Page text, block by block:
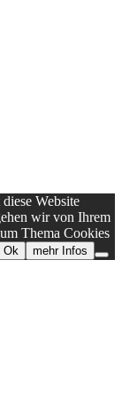
Website
wir von Ihrem
Thema Cookies
Ok mehr Infos